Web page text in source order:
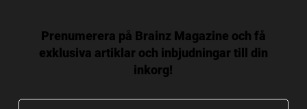
Prenumerera på Brainz Magazine och få
exklusiva artiklar och inbjudningar till din
inkorg!